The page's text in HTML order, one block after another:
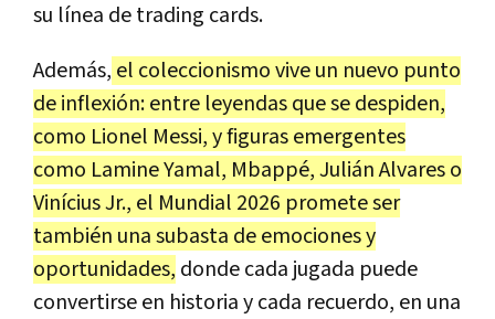
su línea de trading cards.
Además, el coleccionismo vive un nuevo punto
de inflexión: entre leyendas que se despiden,
como Lionel Messi, y figuras emergentes
como Lamine Yamal, Mbappé, Julián Alvares o
Vinícius Jr., el Mundial 2026 promete ser
también una subasta de emociones y
oportunidades, donde cada jugada puede
convertirse en historia y cada recuerdo, en una